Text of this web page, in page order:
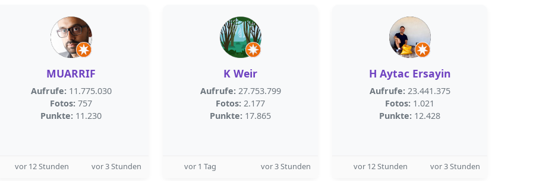
MUARRIF
Aufrufe: 11.775.030
Fotos: 757
Punkte: 11.230
vor 12 Stunden vor 3 Stunden
K Weir
Aufrufe: 27.753.799
Fotos: 2.177
Punkte: 17.865
vor 1 Tag vor 3 Stunden
H Aytac Ersayin
Aufrufe: 23.441.375
Fotos: 1.021
Punkte: 12.428
vor 12 Stunden vor 3 Stunden